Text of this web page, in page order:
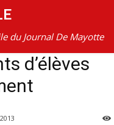
du Journal De Mayotte
d’élèves